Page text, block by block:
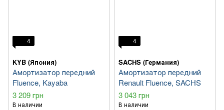
4
KYB (Япония)
Амортизатор передний
Fluence, Kayaba
3 209 грн
В наличии
4
SACHS (Германия)
Амортизатор передний
Renault Fluence, SACHS
3 043 грн
В наличии